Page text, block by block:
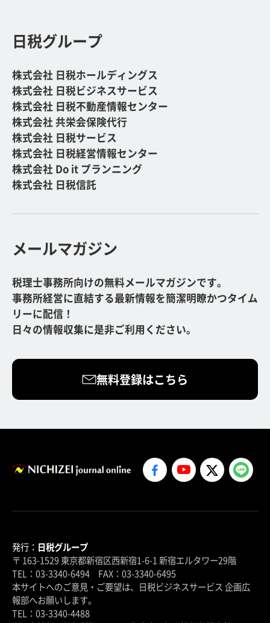
日税グループ
株式会社 日税ホールディングス
株式会社 日税ビジネスサービス
株式会社 日税不動産情報センター
株式会社 共栄会保険代行
株式会社 日税サービス
株式会社 日税経営情報センター
株式会社 Do it プランニング
株式会社 日税信託
メールマガジン
税理士事務所向けの無料メールマガジンです。
事務所経営に直結する最新情報を簡潔明瞭かつタイム
リーに配信！
日々の情報収集に是非ご利用ください。
無料登録はこちら
発行： 日税グループ
〒 163-1529 東京都新宿区西新宿1-6-1 新宿エルタワー29階
TEL：03-3340-6494 FAX：03-3340-6495
本サイトへのご意見・ご要望は、日税ビジネスサービス 企画広
報部へお願いします。
TEL：03-3340-4488